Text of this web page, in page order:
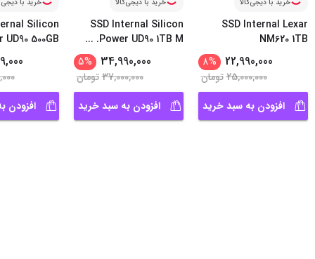
خرید با دیجی‌کالا
SSD Internal Lexar
NM620 1TB
22,990,000
%
8
25,000,000تومان
افزودن به سبد خرید
خرید با دیجی‌کالا
SSD Internal Silicon
Power UD90 1TB M.
...
34,990,000
%
5
37,000,000تومان
افزودن به سبد خرید
خرید با
Silicon
500GB
افزودن